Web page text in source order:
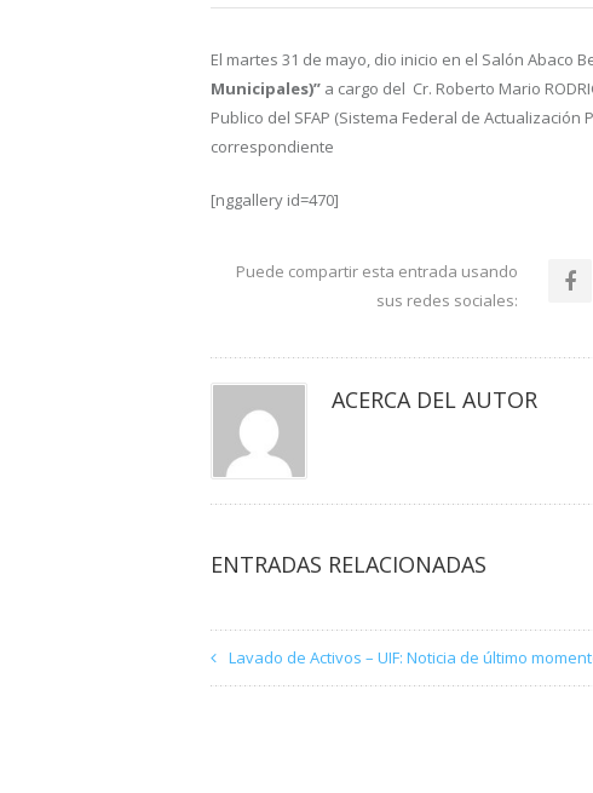
El martes 31 de mayo, dio inicio en el Salón Abaco
Municipales)” a cargo del Cr. Roberto Mario
Publico del SFAP (Sistema Federal de
correspondiente
[nggallery id=470]
Puede compartir esta entrada usando
sus redes sociales:
ACERCA DEL AUTOR
ENTRADAS RELACIONADAS
Lavado de Activos – UIF: Noticia de último